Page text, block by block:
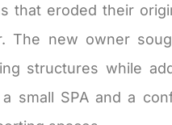
that eroded their
The new owner
structures while
small SPA and a